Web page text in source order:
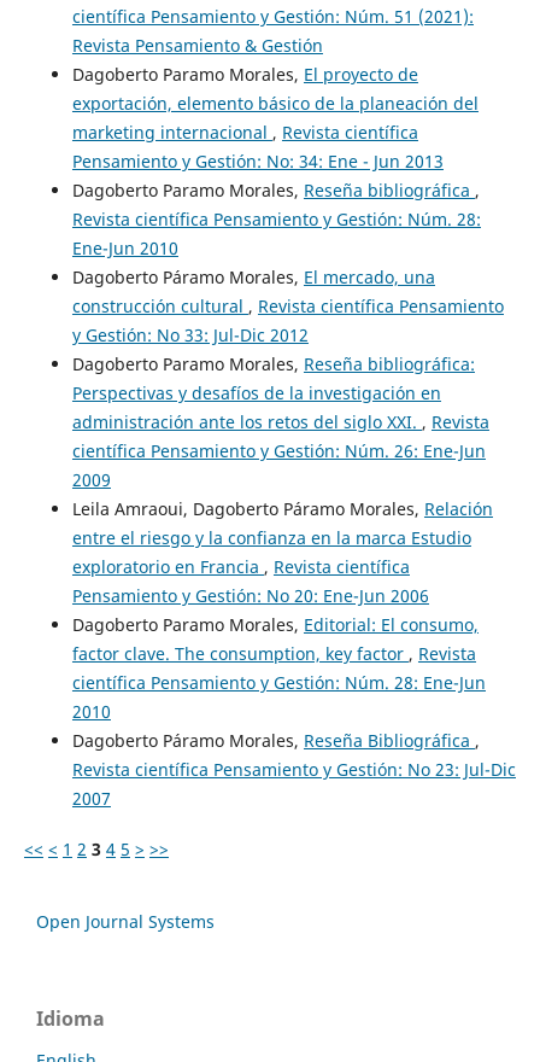
científica Pensamiento y Gestión: Núm. 51 (2021):
Revista Pensamiento & Gestión
Dagoberto Paramo Morales, El proyecto de
exportación, elemento básico de la planeación del
marketing internacional , Revista científica
Pensamiento y Gestión: No: 34: Ene - Jun 2013
Dagoberto Paramo Morales, Reseña bibliográfica ,
Revista científica Pensamiento y Gestión: Núm. 28:
Ene-Jun 2010
Dagoberto Páramo Morales, El mercado, una
construcción cultural , Revista científica Pensamiento
y Gestión: No 33: Jul-Dic 2012
Dagoberto Paramo Morales, Reseña bibliográfica:
Perspectivas y desafíos de la investigación en
administración ante los retos del siglo XXI. , Revista
científica Pensamiento y Gestión: Núm. 26: Ene-Jun
2009
Leila Amraoui, Dagoberto Páramo Morales, Relación
entre el riesgo y la confianza en la marca Estudio
exploratorio en Francia , Revista científica
Pensamiento y Gestión: No 20: Ene-Jun 2006
Dagoberto Paramo Morales, Editorial: El consumo,
factor clave. The consumption, key factor , Revista
científica Pensamiento y Gestión: Núm. 28: Ene-Jun
2010
Dagoberto Páramo Morales, Reseña Bibliográfica ,
Revista científica Pensamiento y Gestión: No 23: Jul-Dic
2007
<< < 1 2 3 4 5 > >>
Open Journal Systems
Idioma